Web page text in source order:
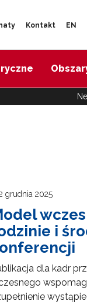
Kontakt EN
grudnia 2025
i
dla kadr